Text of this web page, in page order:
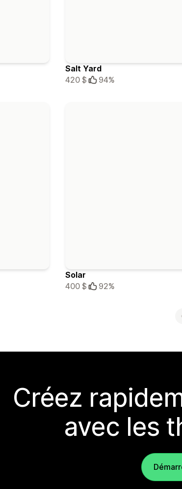
Salt Yard
420 $
94%
Solar
400 $
92%
Créez
avec les